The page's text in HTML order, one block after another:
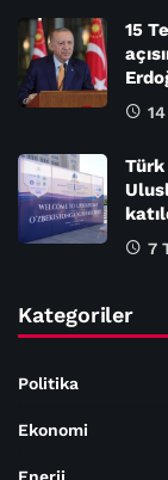
15
Türk
7
Kategoriler
Politika
Ekonomi